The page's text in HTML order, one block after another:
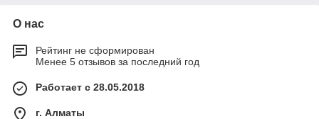
О нас
Рейтинг не сформирован
Менее 5 отзывов за последний год
Работает с 28.05.2018
г. Алматы